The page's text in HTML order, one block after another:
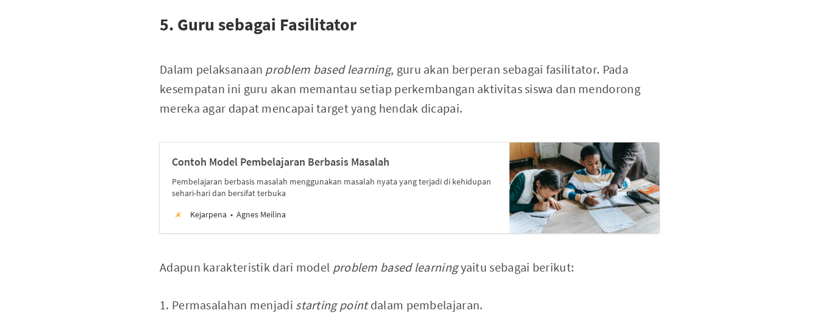
5. Guru sebagai Fasilitator
Dalam pelaksanaan problem based learning, guru akan berperan sebagai fasilitator. Pada
kesempatan ini guru akan memantau setiap perkembangan aktivitas siswa dan mendorong
mereka agar dapat mencapai target yang hendak dicapai.
Contoh Model Pembelajaran Berbasis Masalah
Pembelajaran berbasis masalah menggunakan masalah nyata yang terjadi di kehidupan
sehari-hari dan bersifat terbuka
Kejarpena
Agnes Meilina
Adapun karakteristik dari model problem based learningyaitu sebagai berikut:
1. Permasalahan menjadi starting pointdalam pembelajaran.